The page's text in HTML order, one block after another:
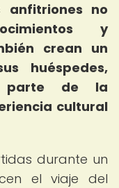
anfitriones no
y
crean un
huéspedes,
parte de la
cultural
durante un
el viaje del